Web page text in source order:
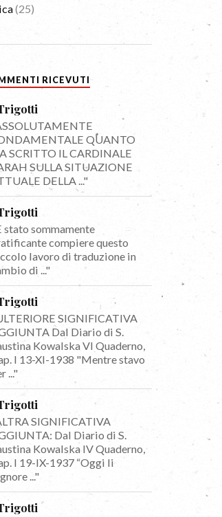
(25)
RICEVUTI
QUANTO
SCRITTO IL CARDINALE
SULLA SITUAZIONE
DELLA ..."
stato sommamente
compiere questo
lavoro di traduzione in
di ..."
SIGNIFICATIVA
Dal Diario di S.
Kowalska VI Quaderno,
I 13-XI-1938 "Mentre stavo
..."
SIGNIFICATIVA
Dal Diario di S.
Kowalska IV Quaderno,
I 19-IX-1937 “Oggi li
..."